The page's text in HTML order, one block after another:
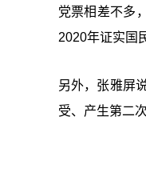
党票相差不多
2020年证实国
另外，张雅屏
受、产生第二